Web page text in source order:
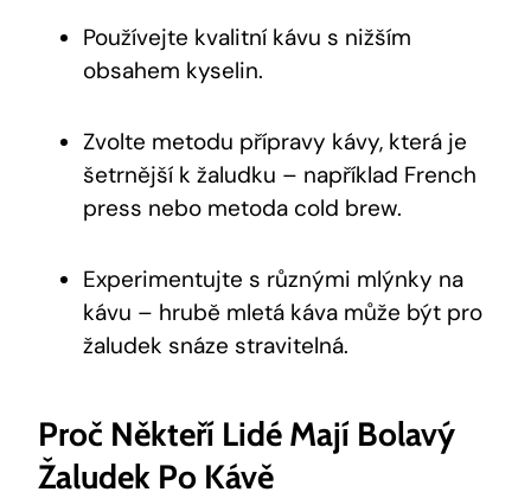
Používejte kvalitní kávu s nižším
obsahem kyselin.
Zvolte metodu přípravy kávy, která je
šetrnější k žaludku – například French
press nebo metoda cold brew.
Experimentujte s různými mlýnky na
kávu – hrubě mletá káva může být pro
žaludek snáze stravitelná.
Proč Někteří Lidé Mají Bolavý
Žaludek Po Kávě